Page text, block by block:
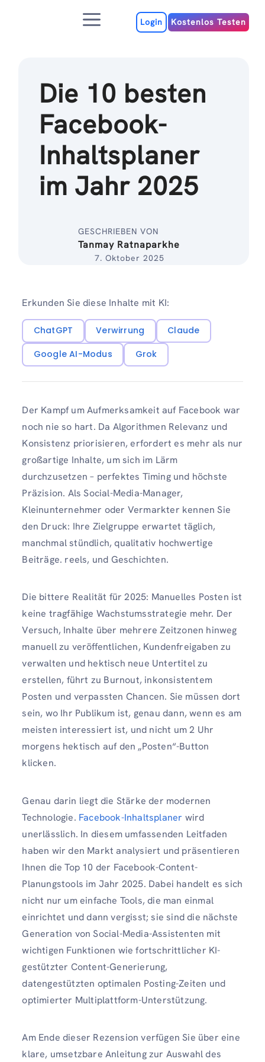
MenuLogin Kostenlos Testen
Die 10 besten
Facebook-
Inhaltsplaner
im Jahr 2025
GESCHRIEBEN VON
Tanmay Ratnaparkhe
7. Oktober 2025
Erkunden Sie diese Inhalte mit KI:
ChatGPT Verwirrung
Claude
Google AI-Modus
Grok
Der Kampf um Aufmerksamkeit auf Facebook war
noch nie so hart. Da Algorithmen Relevanz und
Konsistenz priorisieren, erfordert es mehr als nur
großartige Inhalte, um sich im Lärm
durchzusetzen – perfektes Timing und höchste
Präzision. Als Social-Media-Manager,
Kleinunternehmer oder Vermarkter kennen Sie
den Druck: Ihre Zielgruppe erwartet täglich,
manchmal stündlich, qualitativ hochwertige
Beiträge. reels, und Geschichten.
Die bittere Realität für 2025: Manuelles Posten ist
keine tragfähige Wachstumsstrategie mehr. Der
Versuch, Inhalte über mehrere Zeitzonen hinweg
manuell zu veröffentlichen, Kundenfreigaben zu
verwalten und hektisch neue Untertitel zu
erstellen, führt zu Burnout, inkonsistentem
Posten und verpassten Chancen. Sie müssen dort
sein, wo Ihr Publikum ist, genau dann, wenn es am
meisten interessiert ist, und nicht um 2 Uhr
morgens hektisch auf den „Posten“-Button
klicken.
Genau darin liegt die Stärke der modernen
Technologie. Facebook-Inhaltsplaner wird
unerlässlich. In diesem umfassenden Leitfaden
haben wir den Markt analysiert und präsentieren
Ihnen die Top 10 der Facebook-Content-
Planungstools im Jahr 2025. Dabei handelt es sich
nicht nur um einfache Tools, die man einmal
einrichtet und dann vergisst; sie sind die nächste
Generation von Social-Media-Assistenten mit
wichtigen Funktionen wie fortschrittlicher KI-
gestützter Content-Generierung,
datengestützten optimalen Posting-Zeiten und
optimierter Multiplattform-Unterstützung.
Am Ende dieser Rezension verfügen Sie über eine
klare, umsetzbare Anleitung zur Auswahl des